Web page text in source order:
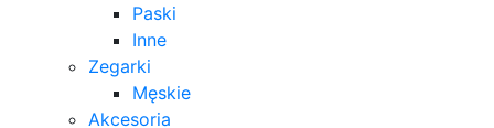
Paski
Inne
Zegarki
Męskie
Akcesoria